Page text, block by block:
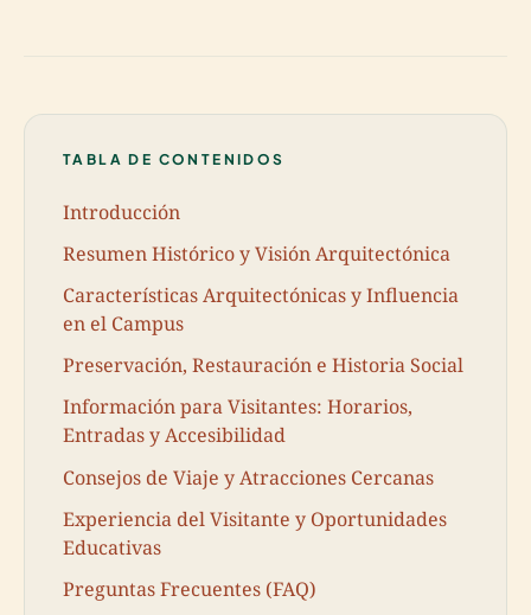
TABLA DE CONTENIDOS
Introducción
Resumen Histórico y Visión Arquitectónica
Características Arquitectónicas y Influencia
en el Campus
Preservación, Restauración e Historia Social
Información para Visitantes: Horarios,
Entradas y Accesibilidad
Consejos de Viaje y Atracciones Cercanas
Experiencia del Visitante y Oportunidades
Educativas
Preguntas Frecuentes (FAQ)